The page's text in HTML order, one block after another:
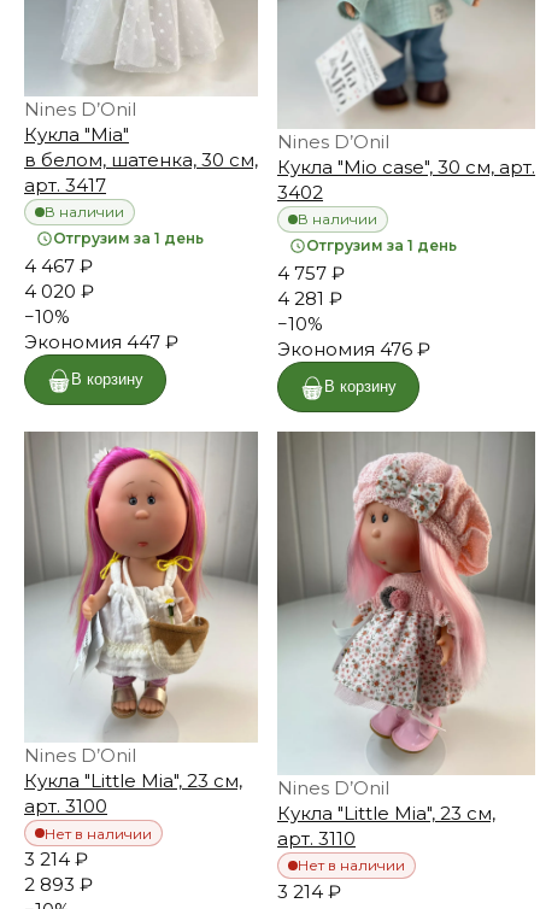
Nines D’Onil
Кукла "Mia"
в белом, шатенка, 30 см,
арт. 3417
В наличии
Отгрузим за 1 день
4 467 ₽
4 020 ₽
−10%
Экономия 447 ₽
В корзину
Nines D’Onil
Кукла "Mio case", 30 см, арт.
3402
В наличии
Отгрузим за 1 день
4 757 ₽
4 281 ₽
−10%
Экономия 476 ₽
В корзину
Nines D’Onil
Кукла "Little Mia", 23 см,
арт. 3100
Нет в наличии
3 214 ₽
2 893 ₽
Nines D’Onil
Кукла "Little Mia", 23 см,
арт. 3110
Нет в наличии
3 214 ₽